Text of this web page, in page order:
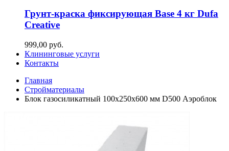
Грунт-краска фиксирующая Base 4 кг Dufa
Creative
999,00 руб.
Клининговые услуги
Контакты
Главная
Стройматериалы
Блок газосиликатный 100х250х600 мм D500 Аэроблок